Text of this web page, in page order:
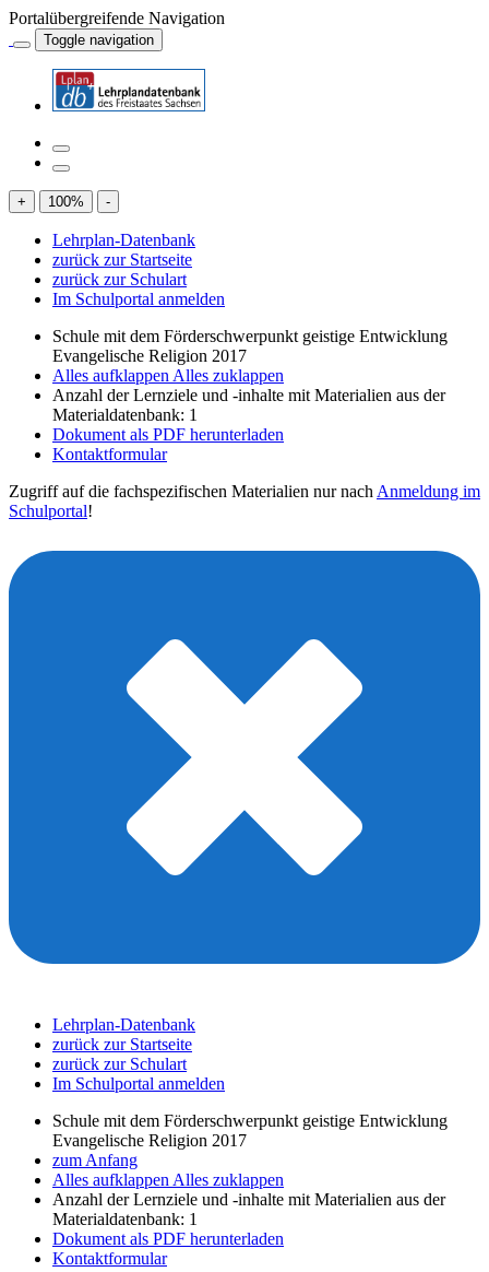
Portalübergreifende Navigation
Toggle navigation
+ 100% -
Lehrplan-Datenbank
zurück zur Startseite
zurück zur Schulart
Im Schulportal anmelden
Schule mit dem Förderschwerpunkt geistige Entwicklung
Evangelische Religion 2017
Alles aufklappen Alles zuklappen
Anzahl der Lernziele und -inhalte mit Materialien aus der
Materialdatenbank: 1
Dokument als PDF herunterladen
Kontaktformular
Zugriff auf die fachspezifischen Materialien nur nach Anmeldung im
Schulportal!
Lehrplan-Datenbank
zurück zur Startseite
zurück zur Schulart
Im Schulportal anmelden
Schule mit dem Förderschwerpunkt geistige Entwicklung
Evangelische Religion 2017
zum Anfang
Alles aufklappen Alles zuklappen
Anzahl der Lernziele und -inhalte mit Materialien aus der
Materialdatenbank: 1
Dokument als PDF herunterladen
Kontaktformular